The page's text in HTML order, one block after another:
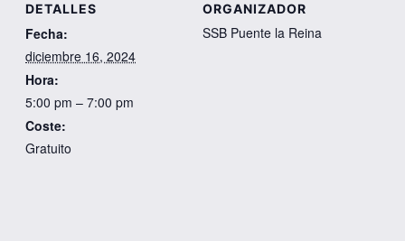
DETALLES
Fecha:
diciembre 16, 2024
Hora:
5:00 pm – 7:00 pm
Coste:
Gratuito
ORGANIZADOR
SSB Puente la Reina